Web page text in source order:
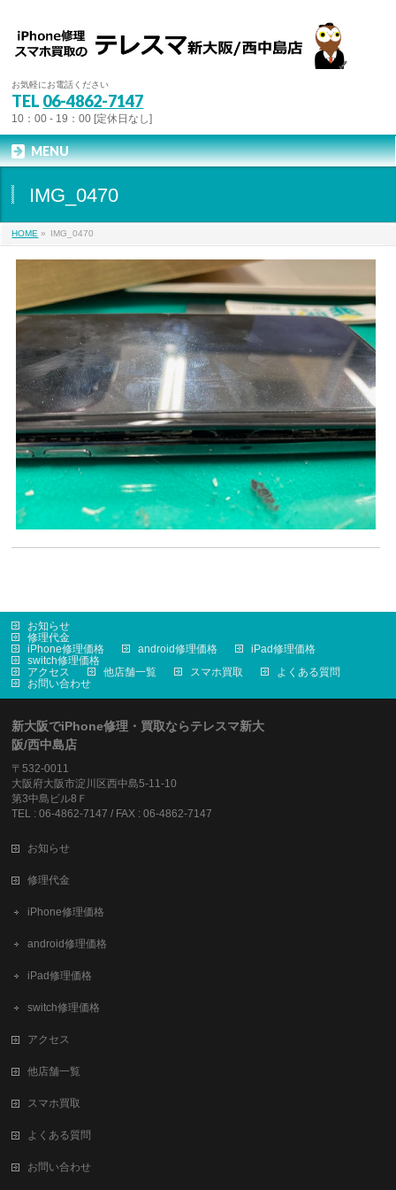
お気軽にお電話ください
TEL 06-4862-7147
10：00 - 19：00 [定休日なし]
MENU
IMG_0470
HOME » IMG_0470
お知らせ
修理代金
iPhone修理価格
android修理価格
iPad修理価格
switch修理価格
アクセス
他店舗一覧 スマホ買取
よくある質問
お問い合わせ
新大阪でiPhone修理・買取ならテレスマ新大
阪/西中島店
〒532-0011
大阪府大阪市淀川区西中島5-11-10
第3中島ビル8Ｆ
TEL : 06-4862-7147 / FAX : 06-4862-7147
お知らせ
修理代金
iPhone修理価格
android修理価格
iPad修理価格
switch修理価格
アクセス
他店舗一覧
スマホ買取
よくある質問
お問い合わせ